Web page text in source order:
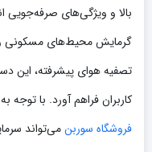
بالا و ویژگی‌های صرفه‌جویی
گرمایش محیط‌های مسکونی
تصفیه هوای پیشرفته، این
کاربران فراهم آورد. با توجه
فروشگاه سوربنمی‌تواند